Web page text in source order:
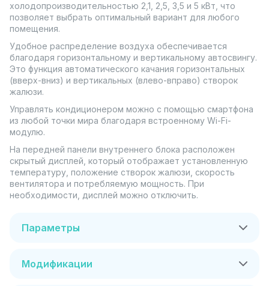
холодопроизводительностью 2,1, 2,5, 3,5 и 5 кВт, что
позволяет выбрать оптимальный вариант для любого
помещения.
Удобное распределение воздуха обеспечивается
благодаря горизонтальному и вертикальному автосвингу.
Это функция автоматического качания горизонтальных
(вверх-вниз) и вертикальных (влево-вправо) створок
жалюзи.
Управлять кондиционером можно с помощью смартфона
из любой точки мира благодаря встроенному Wi-Fi-
модулю.
На передней панели внутреннего блока расположен
скрытый дисплей, который отображает установленную
температуру, положение створок жалюзи, скорость
вентилятора и потребляемую мощность. При
необходимости, дисплей можно отключить.
Параметры
Модификации